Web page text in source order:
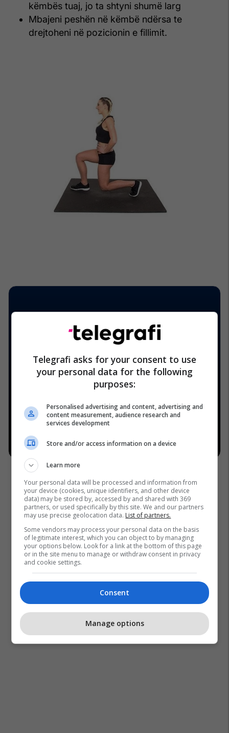
këmbës tuaj, jo ta shtyni shumë larg
Mbajeni peshën në këmbë ndërsa te
drejtoheni në pozicionin e fillimit.
Telegrafi asks for your consent to use
your personal data for the following
purposes:
Personalised advertising and content, advertising and
content measurement, audience research and
services development
Store and/or access information on a device
Learn more
Your personal data will be processed and information from
your device (cookies, unique identifiers, and other device
data) may be stored by, accessed by and shared with 369
partners, or used specifically by this site. We and our partners
may use precise geolocation data. List of partners.
Some vendors may process your personal data on the basis
of legitimate interest, which you can object to by managing
your options below. Look for a link at the bottom of this page
or in the site menu to manage or withdraw consent in privacy
and cookie settings.
Consent
Manage options